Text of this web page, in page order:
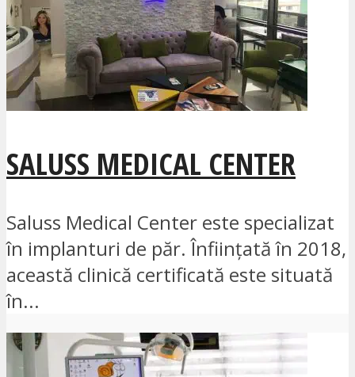
SALUSS MEDICAL CENTER
Saluss Medical Center este specializat
în implanturi de păr. Înființată în 2018,
această clinică certificată este situată
în...